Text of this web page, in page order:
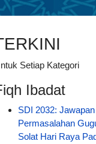
Setiap Kategori
Ibadat
SDI 2032:
Permasalahan
Solat Hari Raya